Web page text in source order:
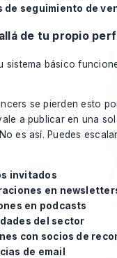
de seguimiento de
de tu propio
sistema básico
se pierden esto
a publicar en una
es así. Puedes
invitados
en
en podcasts
del sector
con socios de
de email